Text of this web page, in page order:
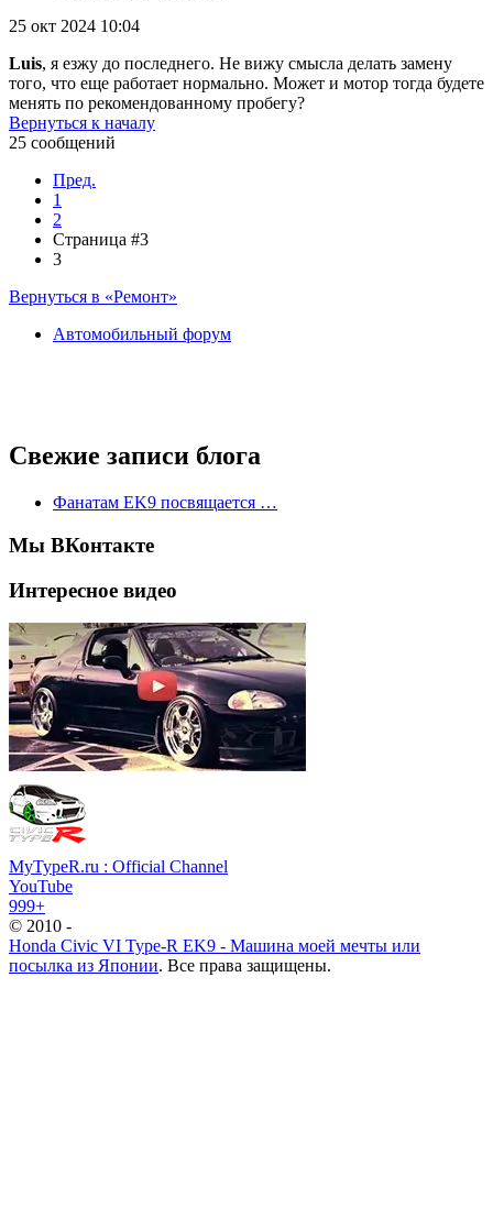
25 окт 2024 10:04
Luis, я езжу до последнего. Не вижу смысла делать замену
того, что еще работает нормально. Может и мотор тогда будете
менять по рекомендованному пробегу?
Вернуться к началу
25 сообщений
Пред.
1
2
Страница #3
3
Вернуться в «Ремонт»
Автомобильный форум
Свежие записи блога
Фанатам EK9 посвящается …
Мы ВКонтакте
Интересное видео
MyTypeR.ru : Official Channel
YouTube
999+
© 2010 -
Honda Civic VI Type-R EK9 - Машина моей мечты или
посылка из Японии. Все права защищены.